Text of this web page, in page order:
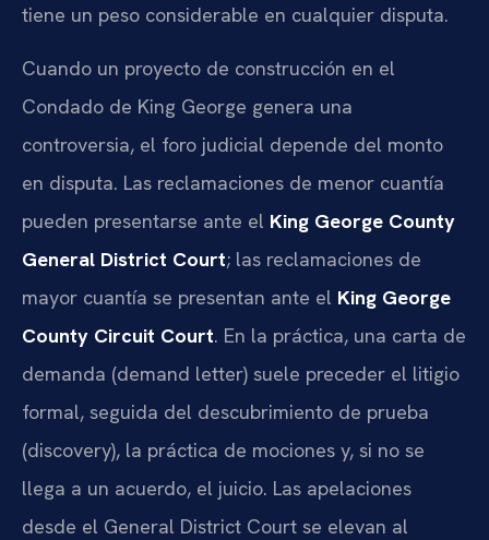
tiene un peso considerable en cualquier disputa.
Cuando un proyecto de construcción en el
Condado de King George genera una
controversia, el foro judicial depende del monto
en disputa. Las reclamaciones de menor cuantía
pueden presentarse ante el King George County
General District Court; las reclamaciones de
mayor cuantía se presentan ante el King George
County Circuit Court. En la práctica, una carta de
demanda (demand letter) suele preceder el litigio
formal, seguida del descubrimiento de prueba
(discovery), la práctica de mociones y, si no se
llega a un acuerdo, el juicio. Las apelaciones
desde el General District Court se elevan al